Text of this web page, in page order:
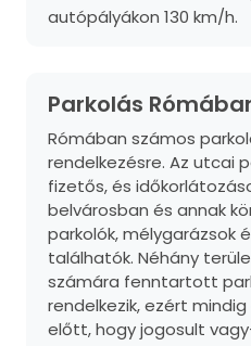
autópályákon 130 km/h.
Parkolás
Rómában számos
rendelkezésre. Az utcai
fizetős, és
belvárosban és annak
parkolók, mélygarázsok
találhatók. Néhány
számára fenntartott
rendelkezik, ezért
előtt, hogy jogosult